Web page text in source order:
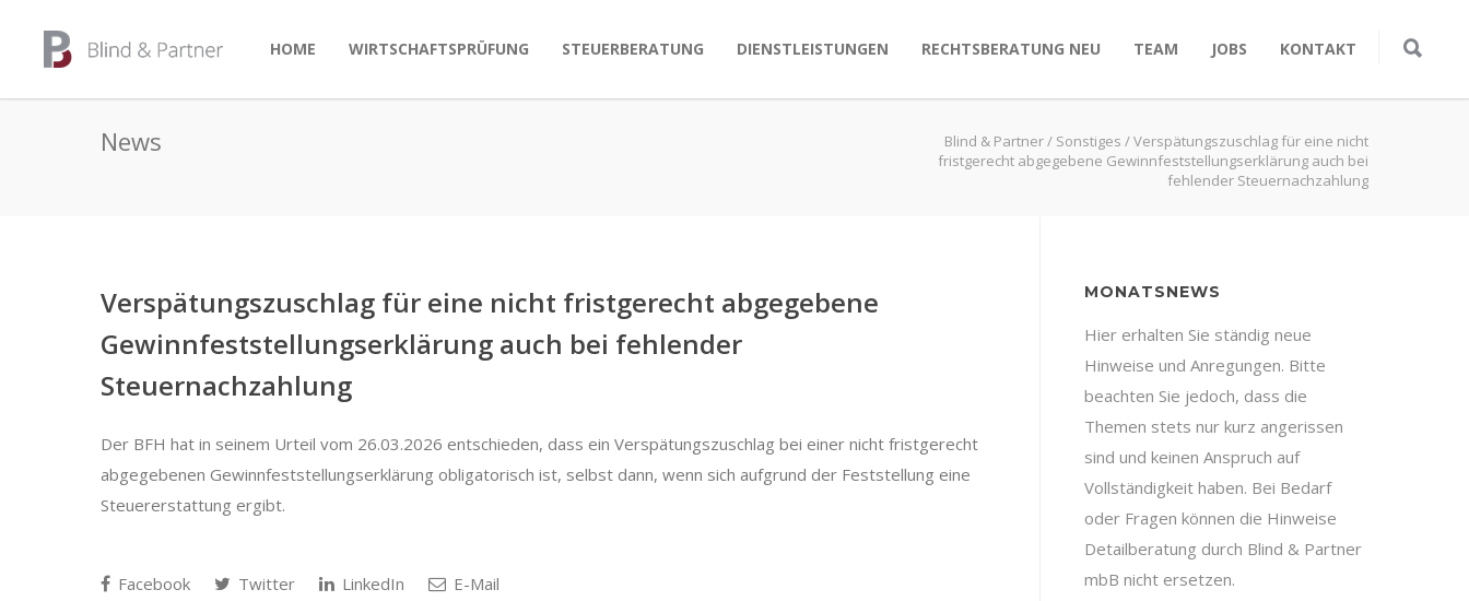
HOME WIRTSCHAFTSPRÜFUNG STEUERBERATUNG DIENSTLEISTUNGEN RECHTSBERATUNG NEU TEAM JOBS KONTAKT
News Blind & Partner/ Sonstiges /Verspätungszuschlag für eine nicht
fristgerecht abgegebene Gewinnfeststellungserklärung auch bei
fehlender Steuernachzahlung
Verspätungszuschlag für eine nicht fristgerecht abgegebene
Gewinnfeststellungserklärung auch bei fehlender
Steuernachzahlung
Der BFH hat in seinem Urteil vom 26.03.2026 entschieden, dass ein Verspätungszuschlag bei einer nicht fristgerecht
abgegebenen Gewinnfeststellungserklärung obligatorisch ist, selbst dann, wenn sich aufgrund der Feststellung eine
Steuererstattung ergibt.
Facebook Twitter LinkedIn E-Mail
MONATSNEWS
Hier erhalten Sie ständig neue
Hinweise und Anregungen. Bitte
beachten Sie jedoch, dass die
Themen stets nur kurz angerissen
sind und keinen Anspruch auf
Vollständigkeit haben. Bei Bedarf
oder Fragen können die Hinweise
Detailberatung durch Blind & Partner
mbB nicht ersetzen.